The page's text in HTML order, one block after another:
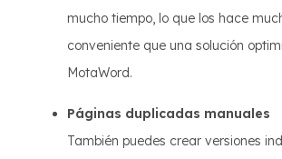
mucho tiempo, lo que los hace
conveniente que una solución
MotaWord.
Páginas duplicadas manuales
También puedes crear versiones